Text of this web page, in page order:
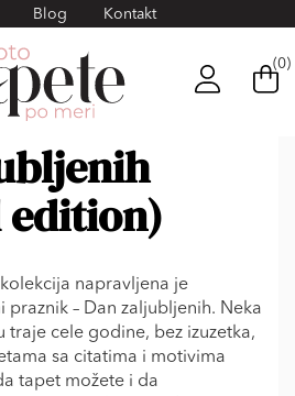
Blog Kontakt
(0)
napravljena je
praznik – Dan zaljubljenih. Neka
traje cele godine, bez izuzetka,
sa citatima i motivima
tapet možete i da